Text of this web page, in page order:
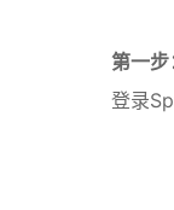
第一
登录